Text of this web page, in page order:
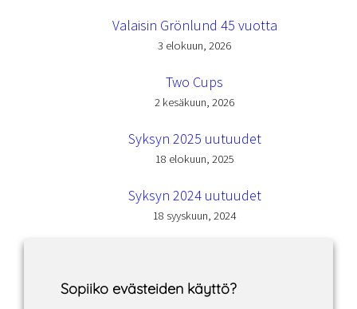
Valaisin Grönlund 45 vuotta
3 elokuun, 2026
Two Cups
2 kesäkuun, 2026
Syksyn 2025 uutuudet
18 elokuun, 2025
Syksyn 2024 uutuudet
18 syyskuun, 2024
Sopiiko evästeiden käyttö?